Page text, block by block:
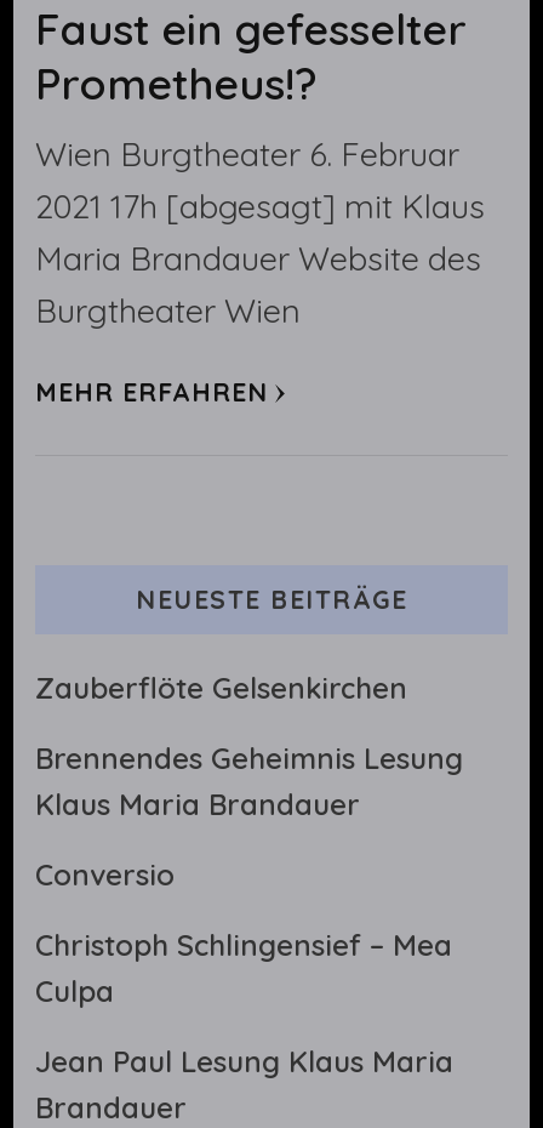
Faust ein gefesselter
Prometheus!?
Wien Burgtheater 6. Februar
2021 17h [abgesagt] mit Klaus
Maria Brandauer Website des
Burgtheater Wien
MEHR ERFAHREN
NEUESTE BEITRÄGE
Zauberflöte Gelsenkirchen
Brennendes Geheimnis Lesung
Klaus Maria Brandauer
Conversio
Christoph Schlingensief – Mea
Culpa
Jean Paul Lesung Klaus Maria
Brandauer